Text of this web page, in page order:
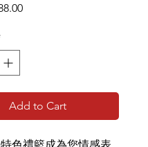
Price
Add to Cart